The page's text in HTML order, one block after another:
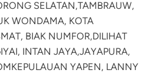
SELATAN,TAMBRAUW,
WONDAMA, KOTA
BIAK NUMFOR,DILIHAT
INTAN JAYA,JAYAPURA,
KEPULAUAN YAPEN, LANNY